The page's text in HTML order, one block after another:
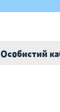
Особистий